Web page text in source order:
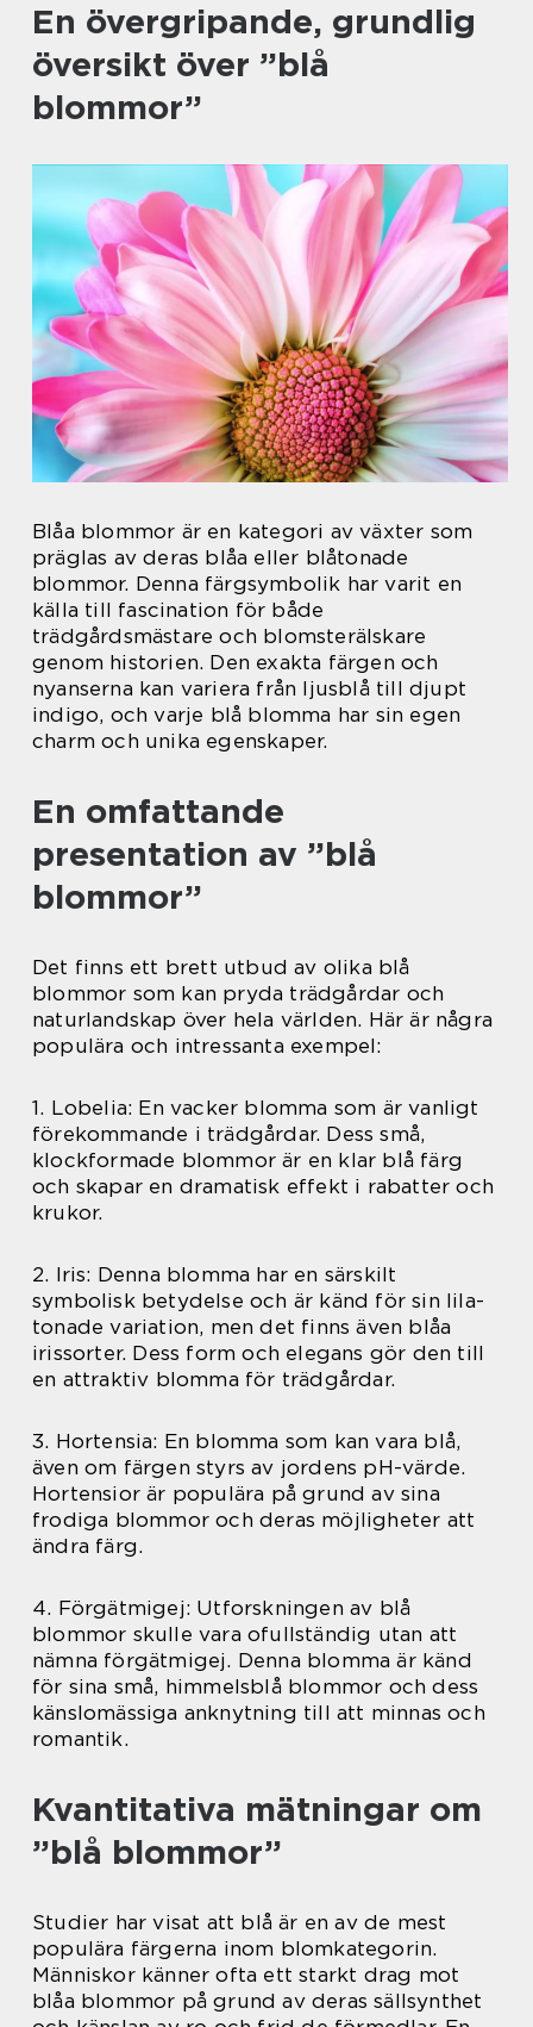
En övergripande, grundlig
översikt över ”blå
blommor”
Blåa blommor är en kategori av växter som
präglas av deras blåa eller blåtonade
blommor. Denna färgsymbolik har varit en
källa till fascination för både
trädgårdsmästare och blomsterälskare
genom historien. Den exakta färgen och
nyanserna kan variera från ljusblå till djupt
indigo, och varje blå blomma har sin egen
charm och unika egenskaper.
En omfattande
presentation av ”blå
blommor”
Det finns ett brett utbud av olika blå
blommor som kan pryda trädgårdar och
naturlandskap över hela världen. Här är några
populära och intressanta exempel:
1. Lobelia: En vacker blomma som är vanligt
förekommande i trädgårdar. Dess små,
klockformade blommor är en klar blå färg
och skapar en dramatisk effekt i rabatter och
krukor.
2. Iris: Denna blomma har en särskilt
symbolisk betydelse och är känd för sin lila-
tonade variation, men det finns även blåa
irissorter. Dess form och elegans gör den till
en attraktiv blomma för trädgårdar.
3. Hortensia: En blomma som kan vara blå,
även om färgen styrs av jordens pH-värde.
Hortensior är populära på grund av sina
frodiga blommor och deras möjligheter att
ändra färg.
4. Förgätmigej: Utforskningen av blå
blommor skulle vara ofullständig utan att
nämna förgätmigej. Denna blomma är känd
för sina små, himmelsblå blommor och dess
känslomässiga anknytning till att minnas och
romantik.
Kvantitativa mätningar om
”blå blommor”
Studier har visat att blå är en av de mest
populära färgerna inom blomkategorin.
Människor känner ofta ett starkt drag mot
blåa blommor på grund av deras sällsynthet